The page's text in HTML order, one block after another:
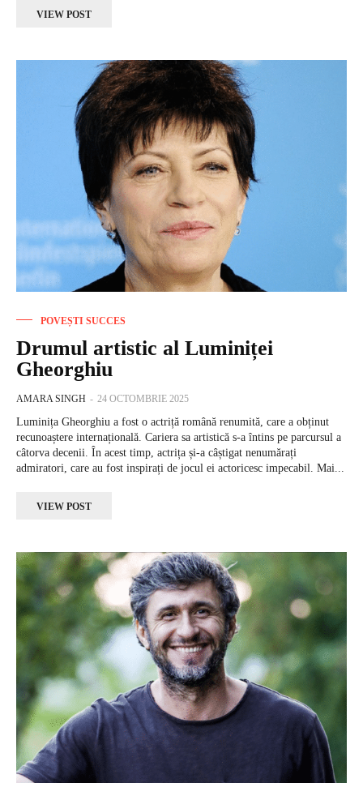
VIEW POST
POVEȘTI SUCCES
Drumul artistic al Luminiței
Gheorghiu
AMARA SINGH - 24 OCTOMBRIE 2025
Luminița Gheorghiu a fost o actriță română renumită, care a obținut
recunoaștere internațională. Cariera sa artistică s-a întins pe parcursul a
câtorva decenii. În acest timp, actrița și-a câștigat nenumărați
admiratori, care au fost inspirați de jocul ei actoricesc impecabil. Mai...
VIEW POST